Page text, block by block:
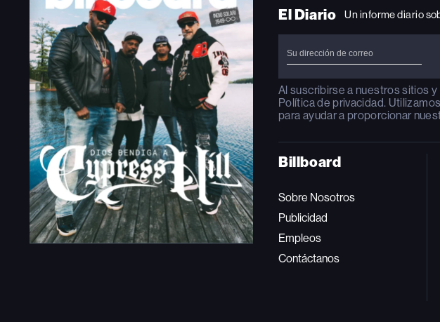
El Diario Un informe diario
Al suscribirse a nuestros sitios
Política de privacidad.
para ayudar a proporcionar
Billboard
Sobre Nosotros
Publicidad
Empleos
Contáctanos